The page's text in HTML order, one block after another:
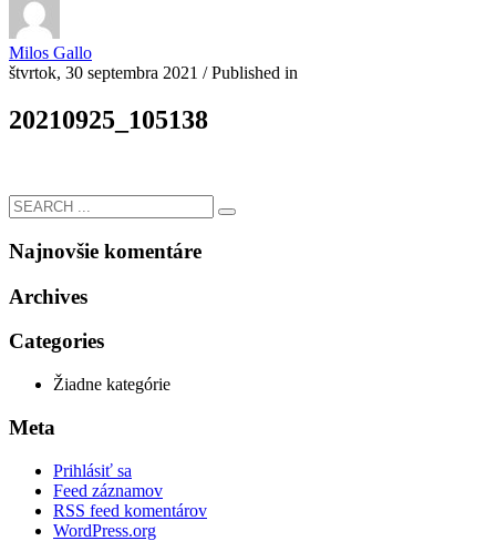
Milos Gallo
štvrtok, 30 septembra 2021 /Published in
20210925_105138
Najnovšie komentáre
Archives
Categories
Žiadne kategórie
Meta
Prihlásiť sa
Feed záznamov
RSS feed komentárov
WordPress.org